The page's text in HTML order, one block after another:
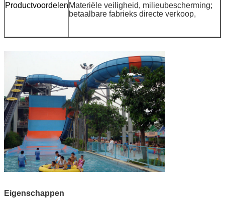
Productvoordelen Materiële veiligheid, milieubescherming;
betaalbare fabrieks directe verkoop,
Eigenschappen